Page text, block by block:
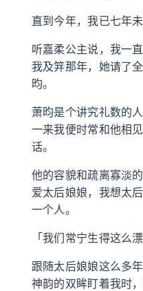
直到今年，我已七年
听嘉柔公主说，我一
我及笄那年，她请了
昀。
萧昀是个讲究礼数的
一来我便时常和他相
话。
他的容貌和疏离寡淡
爱太后娘娘，我想太
一个人。
「我们常宁生得这么
跟随太后娘娘这么多
神韵的双眸盯着我时